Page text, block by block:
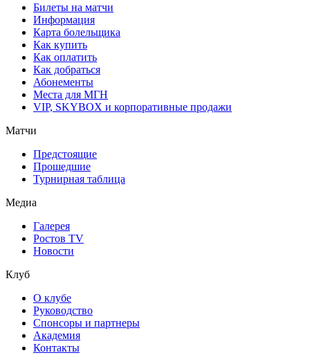
Билеты на матчи
Информация
Карта болельщика
Как купить
Как оплатить
Как добраться
Абонементы
Места для МГН
VIP, SKYBOX и корпоративные продажи
Матчи
Предстоящие
Прошедшие
Турнирная таблица
Медиа
Галерея
Ростов TV
Новости
Клуб
О клубе
Руководство
Спонсоры и партнеры
Академия
Контакты